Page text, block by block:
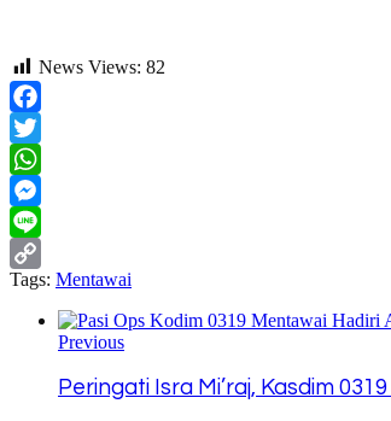
News Views: 82
Facebook
Twitter
WhatsApp
Messenger
Line
Copy
Link
Tags: Mentawai
Previous
Peringati Isra Mi’raj, Kasdim